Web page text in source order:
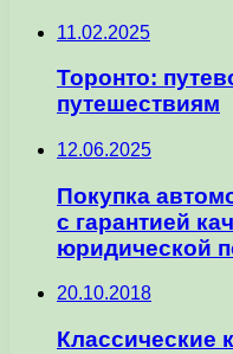
11.02.2025
Торонто:
путешествиям
12.06.2025
Покупка
с гарантией
юридической
20.10.2018
Классические